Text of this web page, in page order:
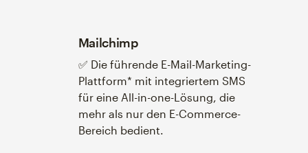
Mailchimp
✅ Die führende E-Mail-Marketing-
Plattform* mit integriertem SMS
für eine All-in-one-Lösung, die
mehr als nur den E-Commerce-
Bereich bedient.